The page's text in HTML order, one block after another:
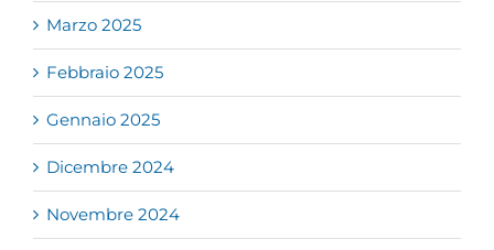
Marzo 2025
Febbraio 2025
Gennaio 2025
Dicembre 2024
Novembre 2024